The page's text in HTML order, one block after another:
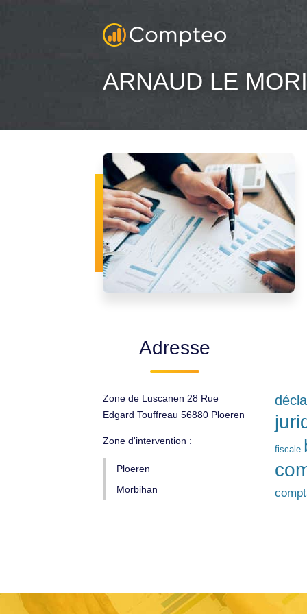
ARNAUD LE
Adresse
Zone de Luscanen 28 Rue
Edgard Touffreau 56880 Ploeren
Zone d'intervention :
Ploeren
Morbihan
fiscale